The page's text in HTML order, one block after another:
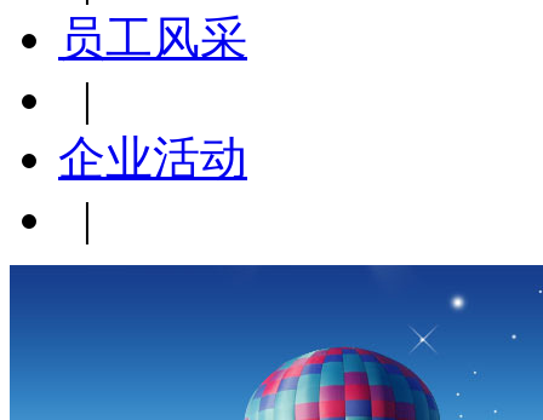
员工风采
|
企业活动
|